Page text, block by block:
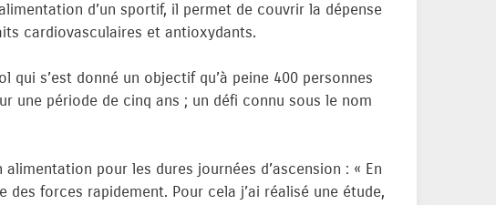
d’un sportif, il permet de couvrir la dépense
cardiovasculaires et antioxydants.
s’est donné un objectif qu’à peine 400 personnes
une période de cinq ans ; un défi connu sous le nom
pour les dures journées d’ascension : « En
forces rapidement. Pour cela j’ai réalisé une étude,